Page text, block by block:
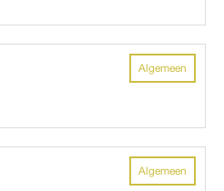
Algemeen
Algemeen